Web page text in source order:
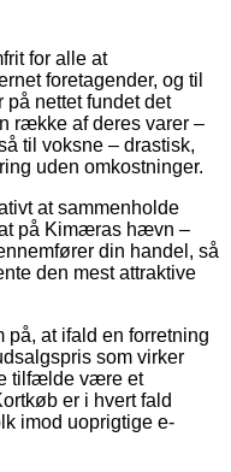
for alle at
foretagender, og til
nettet fundet det
række af deres varer –
til voksne – drastisk,
uden omkostninger.
at sammenholde
på Kimæras hævn –
din handel, så
den mest attraktive
at ifald en forretning
som virker
tilfælde være et
er i hvert fald
imod uoprigtige e-